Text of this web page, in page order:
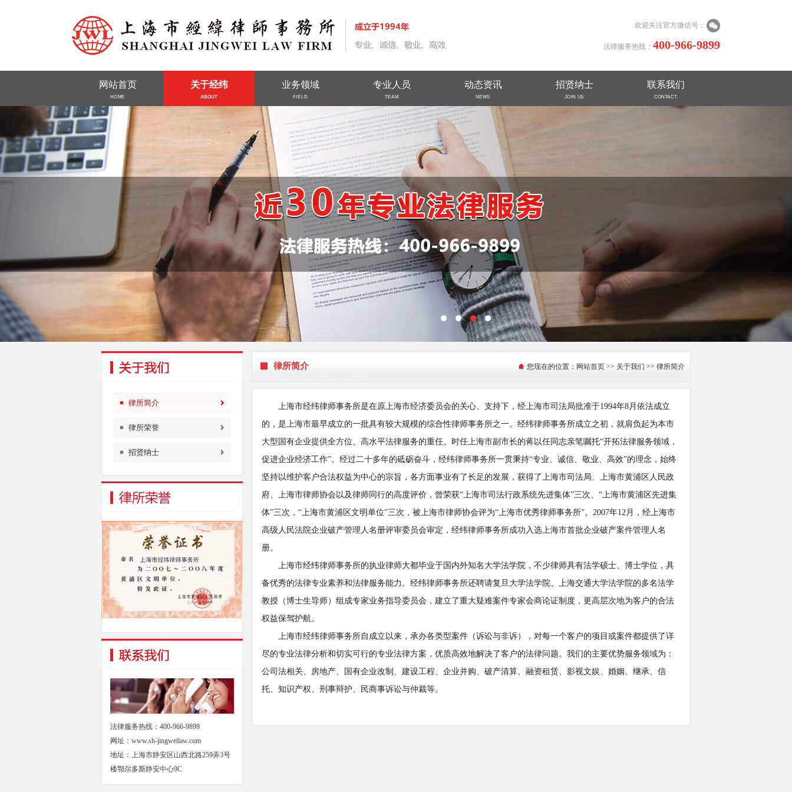
欢迎关注官方微信号：
法律服务热线： 400-966-9899
网站首页
HOME
关于经纬
ABOUT
业务领域
FIELD
专业人员
TEAM
动态资讯
NEWS
招贤纳士
JOIN US
联系我们
CONTACT
律所简介
律所荣誉
招贤纳士
法律服务热线：400-966-9899
网址：www.sh-jingweilaw.com
地址：上海市静安区山西北路259弄3号
楼鄂尔多斯静安中心9C
律所简介 您现在的位置： 网站首页 >> 关于我们 >> 律所简介
上海市经纬律师事务所是在原上海市经济委员会的关心、支持下，经上海市司法局批准于1994年8月依法成立
的，是上海市最早成立的一批具有较大规模的综合性律师事务所之一。经纬律师事务所成立之初，就肩负起为本市
大型国有企业提供全方位、高水平法律服务的重任。时任上海市副市长的蒋以任同志亲笔嘱托“开拓法律服务领域，
促进企业经济工作”。经过二十多年的砥砺奋斗，经纬律师事务所一贯秉持“专业、诚信、敬业、高效”的理念，始终
坚持以维护客户合法权益为中心的宗旨，各方面事业有了长足的发展，获得了上海市司法局、上海市黄浦区人民政
府、上海市律师协会以及律师同行的高度评价，曾荣获“上海市司法行政系统先进集体”三次、“上海市黄浦区先进集
体”三次，“上海市黄浦区文明单位”三次，被上海市律师协会评为“上海市优秀律师事务所”。2007年12月，经上海市
高级人民法院企业破产管理人名册评审委员会审定，经纬律师事务所成功入选上海市首批企业破产案件管理人名
册。
上海市经纬律师事务所的执业律师大都毕业于国内外知名大学法学院，不少律师具有法学硕士、博士学位，具
备优秀的法律专业素养和法律服务能力。经纬律师事务所还聘请复旦大学法学院、上海交通大学法学院的多名法学
教授（博士生导师）组成专家业务指导委员会，建立了重大疑难案件专家会商论证制度，更高层次地为客户的合法
权益保驾护航。
上海市经纬律师事务所自成立以来，承办各类型案件（诉讼与非诉），对每一个客户的项目或案件都提供了详
尽的专业法律分析和切实可行的专业法律方案，优质高效地解决了客户的法律问题。我们的主要优势服务领域为：
公司法相关、房地产、国有企业改制、建设工程、企业并购、破产清算、融资租赁、影视文娱、婚姻、继承、信
托、知识产权、刑事辩护、民商事诉讼与仲裁等。